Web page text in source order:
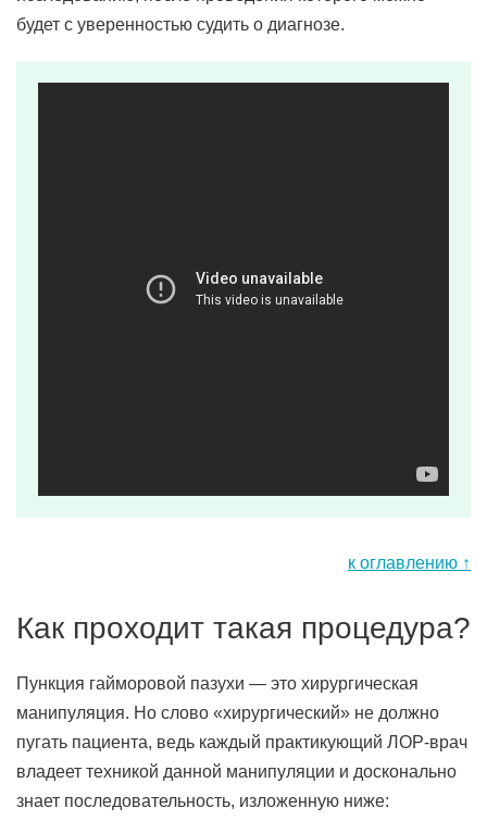
будет с уверенностью судить о диагнозе.
к оглавлению ↑
Как проходит такая процедура?
Пункция гайморовой пазухи — это хирургическая
манипуляция. Но слово «хирургический» не должно
пугать пациента, ведь каждый практикующий ЛОР-врач
владеет техникой данной манипуляции и досконально
знает последовательность, изложенную ниже: